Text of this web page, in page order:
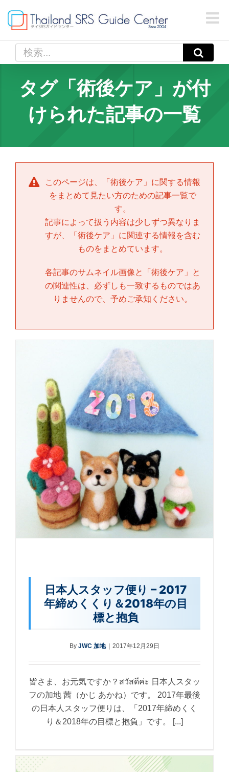
content
索
タグ「術後ケア」が付
けられた記事の一覧
このページは、「 術後ケア 」に関する情報
をまとめて見たい方のための記事一覧で
す。
記事によって扱う内容は少しずつ異なりま
すが、「 術後ケア 」に関連する情報を含む
ものをまとめています。
各記事のサムネイル画像と「 術後ケア 」と
の関連性は、必ずしも一致するものではあ
りませんので、予めご承知ください。
日本人スタッフ便り – 2017
年締めくくり＆2018年の目
標と抱負
By JWC 加地 | 2017年12月29日
皆さま、お元気ですか？สวัสดีค่ะ 日本人スタッ
フの加地 茜（かじ あかね）です。 2017年最後
の日本人スタッフ便りは、「2017年締めくく
り＆2018年の目標と抱負」です。 [...]